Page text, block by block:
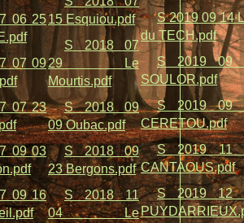
06 25
07 09
07 23
09 03
09 16
15 Esquiou.pdf
S 2018 07
29 Le
Mourtis.pdf
S 2018 09
09 Oubac.pdf
S 2018 09
23 Bergons.pdf
S 2018 11
04 Le
S 2019 09 14
du TECH.pdf
S 2019 09
SOULOR.pdf
S 2019 09
CERETOU.pdf
S 2019 11
CANTAOUS.pdf
S 2019 12